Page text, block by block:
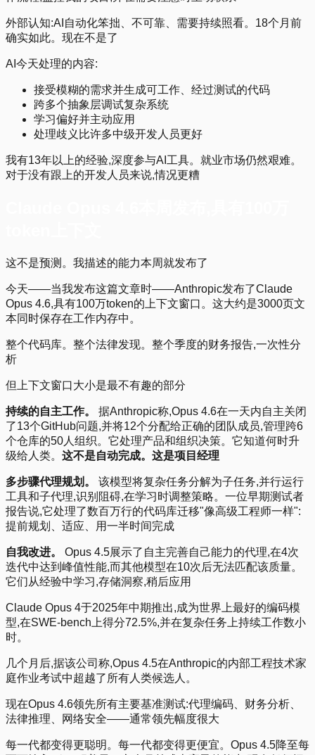
外部认知:AI自动化笨拙、不可靠、需要持续照看。18个月前
确实如此。现在不是了
AI今天处理的内容:
接受模糊的需求并生成可工作、经过测试的代码
跨多个抽象层调试复杂系统
学习偏好并主动应用
处理歧义比许多中级开发人员更好
我有13年以上的经验,深度参与AI工具。就业市场仍然艰难。
对于没有跟上的开发人员来说,情况更糟
这不是预测。我描述的能力本周就发布了
今天——当我发布这篇文章时——Anthropic发布了Claude
Opus 4.6,具有100万token的上下文窗口。这大约是3000页文
本同时保存在工作内存中。
整个代码库。整个法律发现。整个季度的财务报告,一次性分
析
但上下文窗口大小是最不有趣的部分
持续的自主工作。
据Anthropic称,Opus 4.6在一天内自主关闭
了13个GitHub问题,并将12个分配给正确的团队成员,管理跨6
个仓库的50人组织。它处理产品和组织决策。它知道何时升
级给人类。 这不是自动完成。这是项目经理
多步骤代理规划。
该模型将复杂任务分解为子任务,并行运行
工具和子代理,识别阻碍,在学习时调整策略。一位早期测试者
报告说,它处理了数百万行的代码库迁移"像高级工程师一样":
提前规划、适应、用一半时间完成
自我改进。
Opus 4.5展示了自主完善自己能力的代理,在4次
迭代中达到峰值性能,而其他模型在10次后无法匹配该质量。
它们从经验中学习,存储洞察,稍后应用
Claude Opus 4于2025年中期推出,成为世界上最好的编码模
型,在SWE-bench上得分72.5%,并在复杂任务上持续工作数小
时。
几个月后,据该公司称,Opus 4.5在Anthropic的内部工程技术家
庭作业考试中超越了所有人类候选人。
现在Opus 4.6领先所有主要基准测试:代理编码、财务分析、
法律推理、网络安全——通常领先幅度很大
每一代都变得更聪明。每一代都变得更便宜。Opus 4.5降至每